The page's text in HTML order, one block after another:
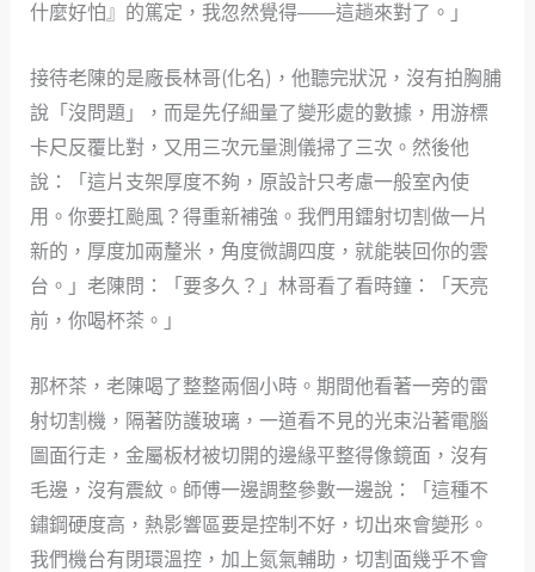
什麼好怕』的篤定，我忽然覺得——這趟來對了。」
接待老陳的是廠長林哥(化名)，他聽完狀況，沒有拍胸脯
說「沒問題」，而是先仔細量了變形處的數據，用游標
卡尺反覆比對，又用三次元量測儀掃了三次。然後他
說：「這片支架厚度不夠，原設計只考慮一般室內使
用。你要扛颱風？得重新補強。我們用鐳射切割做一片
新的，厚度加兩釐米，角度微調四度，就能裝回你的雲
台。」老陳問：「要多久？」林哥看了看時鐘：「天亮
前，你喝杯茶。」
那杯茶，老陳喝了整整兩個小時。期間他看著一旁的雷
射切割機，隔著防護玻璃，一道看不見的光束沿著電腦
圖面行走，金屬板材被切開的邊緣平整得像鏡面，沒有
毛邊，沒有震紋。師傅一邊調整參數一邊說：「這種不
鏽鋼硬度高，熱影響區要是控制不好，切出來會變形。
我們機台有閉環溫控，加上氮氣輔助，切割面幾乎不會